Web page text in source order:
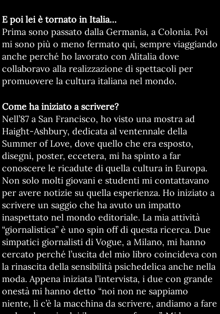
E poi lei è tornato in Italia…
Prima sono passato dalla Germania, a Colonia. Poi
mi sono più o meno fermato qui, sempre viaggiando
anche perché ho lavorato con Alitalia dove
collaboravo alla realizzazione di spettacoli per
promuovere la cultura italiana nel mondo.
Come ha iniziato a scrivere?
Nell’87 a San Francisco, ho visto una mostra ad
Haight-Ashbury, dedicata al ventennale della
Summer of Love, dove quello che era esposto,
disegni, poster, eccetera, mi ha spinto a far
conoscere le ricadute di quella cultura in Europa.
Non solo molti giovani e studenti mi contattavano
per avere notizie su quella esperienza. Ho iniziato a
scrivere un saggio che ha avuto un impatto
inaspettato nel mondo editoriale. La mia attività
“giornalistica” è uno spin off di questa ricerca. Due
simpatici giornalisti di Vogue, a Milano, mi hanno
cercato perché l’uscita del mio libro coincideva con
la rinascita della sensibilità psichedelica anche nella
moda. Appena iniziata l’intervista, i due con grande
onestà mi hanno detto “noi non ne sappiamo
niente, lì c’è la macchina da scrivere, andiamo a fare